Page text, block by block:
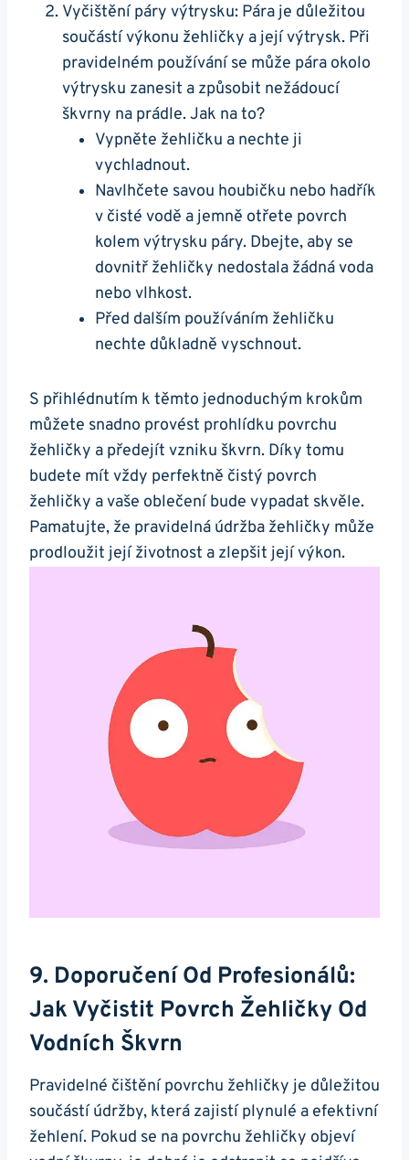
Vyčištění páry výtrysku: Pára je důležitou
součástí výkonu žehličky‍ a její výtrysk. Při
pravidelném používání se může pára okolo
výtrysku zanesit a způsobit nežádoucí
‍škvrny na‍ prádle.⁣ Jak​ na to?
Vypněte⁤ žehličku a nechte ji​
vychladnout.
Navlhčete ​savou houbičku nebo hadřík
‌v čisté vodě a ‍jemně otřete povrch
kolem výtrysku páry. Dbejte, aby se
dovnitř žehličky⁤ nedostala žádná voda
nebo vlhkost.
Před dalším používáním​ žehličku‌
nechte důkladně ⁢vyschnout.
S přihlédnutím k těmto ⁢jednoduchým⁣ krokům
můžete snadno provést prohlídku povrchu⁢
žehličky ​a předejít vzniku‍ škvrn. Díky tomu
budete mít vždy perfektně čistý povrch
žehličky ‍a ⁣vaše oblečení bude ​vypadat skvěle.
Pamatujte, že​ pravidelná údržba žehličky může
prodloužit‌ její životnost ⁤a zlepšit její výkon.
9. Doporučení‌ Od ⁤profesionálů:
Jak Vyčistit Povrch Žehličky Od ​
Vodních Škvrn
Pravidelné⁣ čištění povrchu žehličky je důležitou
součástí údržby, která zajistí plynulé a⁤ efektivní
žehlení. Pokud se na ⁣povrchu⁣ žehličky objeví ​